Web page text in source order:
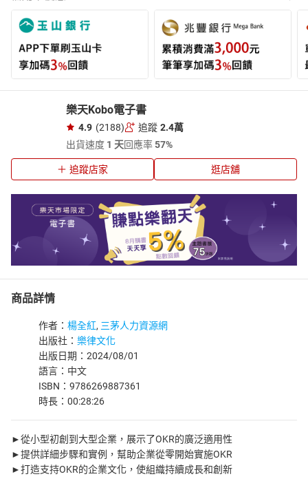
樂天Kobo電子書
4.9 (2188) 追蹤 2.4萬
出貨速度 1 天回應率57%
追蹤店家 逛店舖
商品詳情
作者： 楊全紅, 三茅人力資源網
出版社： 樂律文化
出版日期：2024/08/01
語言：中文
ISBN：9786269887361
時長：00:28:26
►從小型初創到大型企業，展示了OKR的廣泛適用性
►提供詳細步驟和實例，幫助企業從零開始實施OKR
►打造支持OKR的企業文化，使組織持續成長和創新